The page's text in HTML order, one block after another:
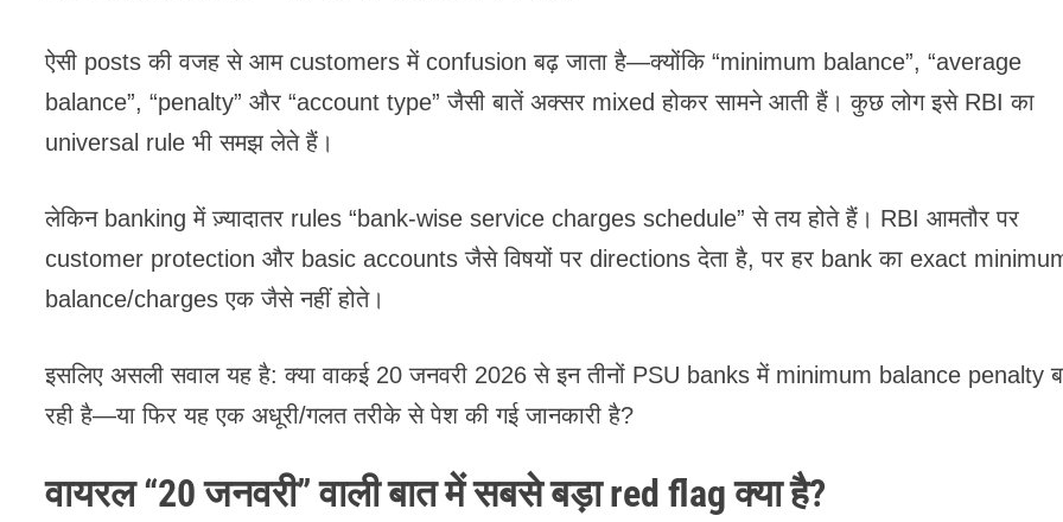
ऐसी posts की वजह से आम customers में confusion बढ़ जाता है—क्योंकि “minimum balance”, “average
balance”, “penalty” और “account type” जैसी बातें अक्सर mixed होकर सामने आती हैं। कुछ लोग इसे RBI का
universal rule भी समझ लेते हैं।
लेकिन banking में ज़्यादातर rules “bank-wise service charges schedule” से तय होते हैं। RBI आमतौर पर
customer protection और basic accounts जैसे विषयों पर directions देता है, पर हर bank का exact
balance/charges एक जैसे नहीं होते।
इसलिए असली सवाल यह है: क्या वाकई 20 जनवरी 2026 से इन तीनों PSU banks में minimum balance penalty
रही है—या फिर यह एक अधूरी/गलत तरीके से पेश की गई जानकारी है?
वायरल “20 जनवरी” वाली बात में सबसे बड़ा red flag क्या है?